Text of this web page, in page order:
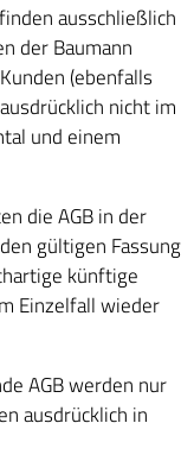
ausschließlich
der Baumann
(ebenfalls
nicht im
und einem
die AGB in der
gültigen Fassung
künftige
Einzelfall wieder
AGB werden nur
ausdrücklich in